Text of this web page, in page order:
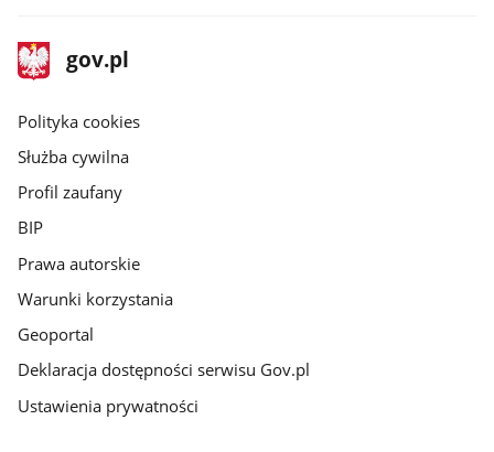
stopka
gov.pl
Strona
gov.pl
gov.pl
Polityka cookies
Służba cywilna
Profil zaufany
BIP
Prawa autorskie
Warunki korzystania
Geoportal
Deklaracja dostępności serwisu Gov.pl
Ustawienia prywatności